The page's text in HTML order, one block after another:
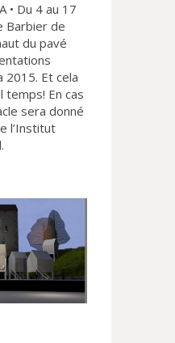
• Du 4 au 17
Barbier de
du pavé
2015. Et cela
temps! En cas
sera donné
l’Institut